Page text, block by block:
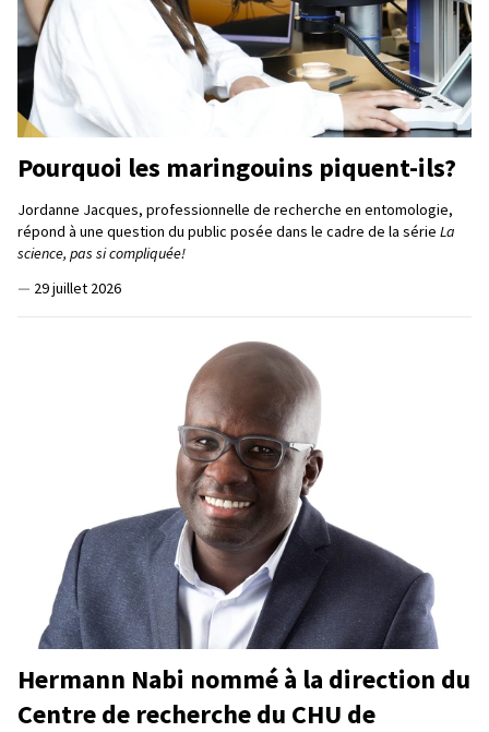
Pourquoi les maringouins piquent-ils?
Jordanne Jacques, professionnelle de recherche en entomologie,
répond à une question du public posée dans le cadre de la série La
science, pas si compliquée!
— 29 juillet 2026
Hermann Nabi nommé à la direction du
Centre de recherche du CHU de